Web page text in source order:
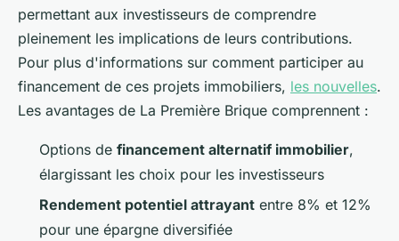
permettant aux investisseurs de comprendre
pleinement les implications de leurs contributions.
Pour plus d'informations sur comment participer au
financement de ces projets immobiliers, les nouvelles.
Les avantages de La Première Brique comprennent :
Options de financement alternatif immobilier,
élargissant les choix pour les investisseurs
Rendement potentiel attrayant entre 8% et 12%
pour une épargne diversifiée